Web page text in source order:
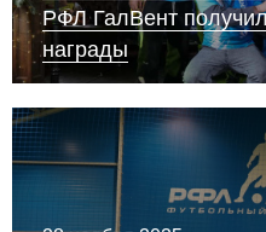
РФЛ ГалВент
награды